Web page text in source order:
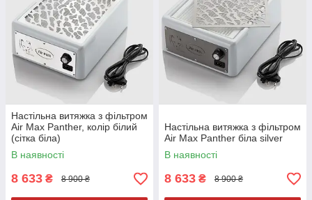
Настільна витяжка з фільтром
Air Max Panther, колір білий
(сітка біла)
В наявності
8 633 ₴ 8 900 ₴
Настільна витяжка з фільтром
Air Max Panther біла silver
В наявності
8 633 ₴ 8 900 ₴